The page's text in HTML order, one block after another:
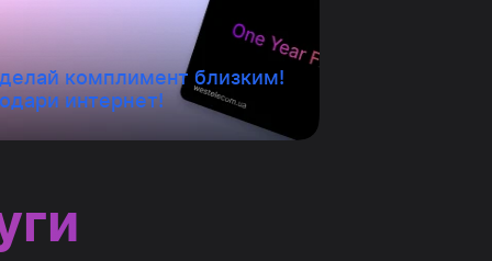
комплимент близким!
интернет!